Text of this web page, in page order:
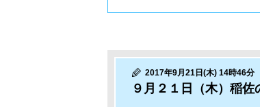
2017年9月21日(木) 14時46分
９月２１日（木）稲